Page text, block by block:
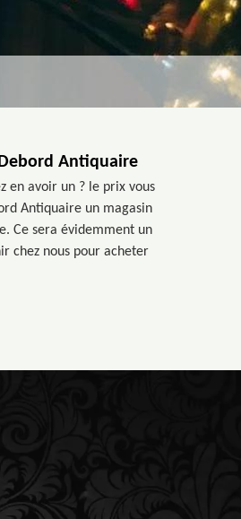
Antiquaire
en avoir un ? le prix vous
Antiquaire un magasin
Ce sera évidemment un
chez nous pour acheter